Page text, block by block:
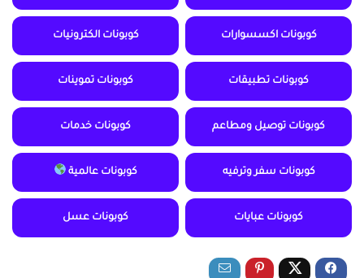
كوبونات اكسسوارات كوبونات الكترونيات
كوبونات تطبيقات كوبونات تموينات
كوبونات توصيل ومطاعم كوبونات خدمات
كوبونات سفر وترفيه كوبونات عالمية
كوبونات عبايات كوبونات عسل